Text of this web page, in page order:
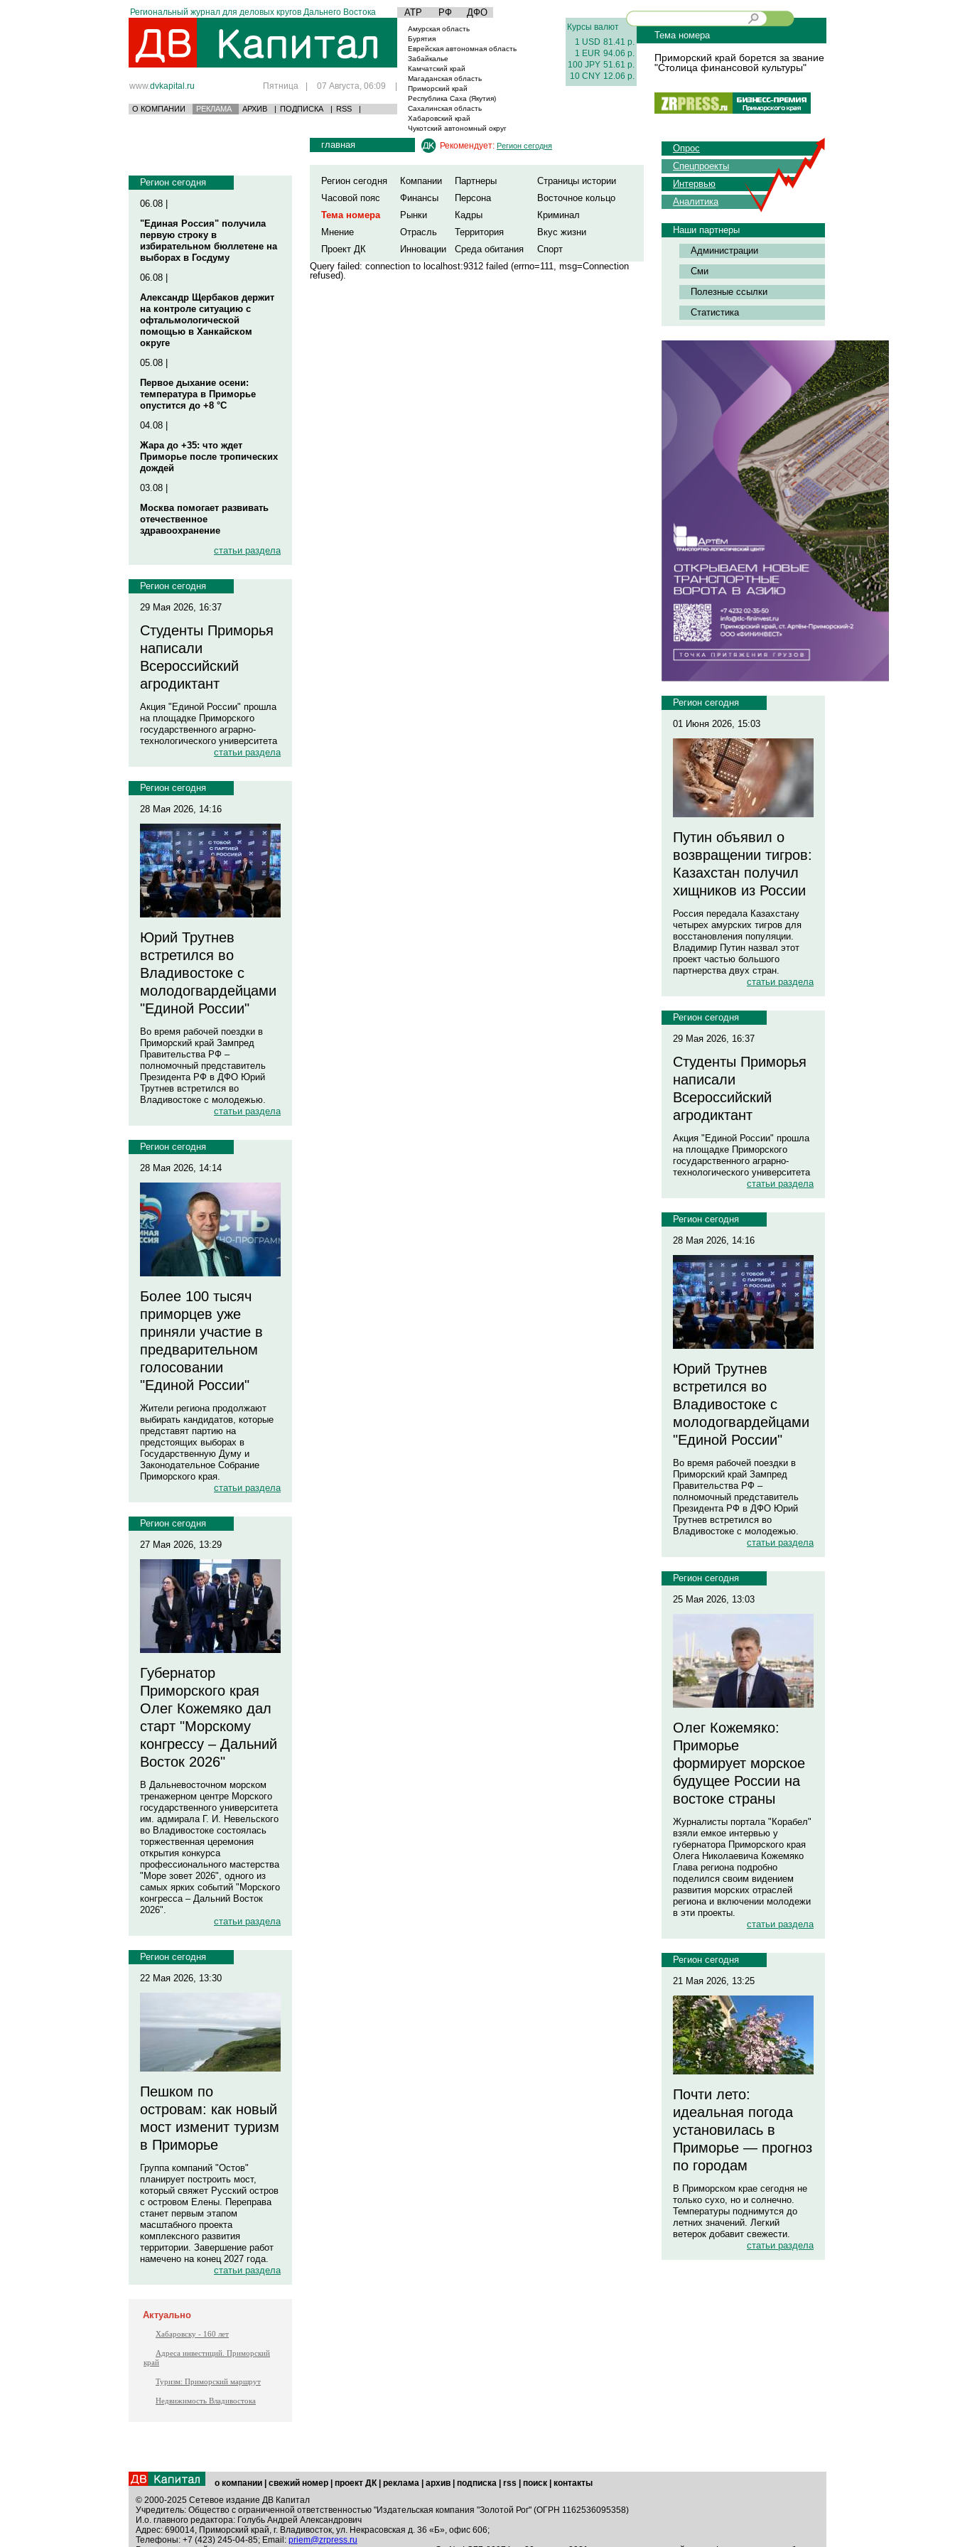
Региональный журнал для деловых кругов Дальнего Востока АТР РФ ДФО
www.dvkapital.ru Пятница | 07 Августа, 06:09 |
О КОМПАНИИ РЕКЛАМА АРХИВ | ПОДПИСКА | RSS |
Амурская область
Бурятия
Еврейская автономная область
Забайкалье
Камчатский край
Магаданская область
Приморский край
Республика Саха (Якутия)
Сахалинская область
Хабаровский край
Чукотский автономный округ
Курсы валют
1 USD 81.41 р.
1 EUR 94.06 р.
100 JPY 51.61 р.
10 CNY 12.06 р.
Тема номера
Приморский край борется за звание
"Столица финансовой культуры"
Регион сегодня
06.08 |
"Единая Россия" получила
первую строку в
избирательном бюллетене на
выборах в Госдуму
06.08 |
Александр Щербаков держит
на контроле ситуацию с
офтальмологической
помощью в Ханкайском
округе
05.08 |
Первое дыхание осени:
температура в Приморье
опустится до +8 °C
04.08 |
Жара до +35: что ждет
Приморье после тропических
дождей
03.08 |
Москва помогает развивать
отечественное
здравоохранение
статьи раздела
Регион сегодня
29 Мая 2026, 16:37
Студенты Приморья
написали
Всероссийский
агродиктант
Акция "Единой России" прошла
на площадке Приморского
государственного аграрно-
технологического университета
статьи раздела
Регион сегодня
28 Мая 2026, 14:16
Юрий Трутнев
встретился во
Владивостоке с
молодогвардейцами
"Единой России"
Во время рабочей поездки в
Приморский край Зампред
Правительства РФ –
полномочный представитель
Президента РФ в ДФО Юрий
Трутнев встретился во
Владивостоке с молодежью.
статьи раздела
Регион сегодня
28 Мая 2026, 14:14
Более 100 тысяч
приморцев уже
приняли участие в
предварительном
голосовании
"Единой России"
Жители региона продолжают
выбирать кандидатов, которые
представят партию на
предстоящих выборах в
Государственную Думу и
Законодательное Собрание
Приморского края.
статьи раздела
Регион сегодня
27 Мая 2026, 13:29
Губернатор
Приморского края
Олег Кожемяко дал
старт "Морскому
конгрессу – Дальний
Восток 2026"
В Дальневосточном морском
тренажерном центре Морского
государственного университета
им. адмирала Г. И. Невельского
во Владивостоке состоялась
торжественная церемония
открытия конкурса
профессионального мастерства
"Море зовет 2026", одного из
самых ярких событий "Морского
конгресса – Дальний Восток
2026".
статьи раздела
Регион сегодня
22 Мая 2026, 13:30
Пешком по
островам: как новый
мост изменит туризм
в Приморье
Группа компаний "Остов"
планирует построить мост,
который свяжет Русский остров
с островом Елены. Переправа
станет первым этапом
масштабного проекта
комплексного развития
территории. Завершение работ
намечено на конец 2027 года.
статьи раздела
Актуально
Хабаровску - 160 лет
Адреса инвестиций. Приморский
край
Туризм: Приморский маршрут
Недвижимость Владивостока
главная Рекомендует: Регион сегодня
Регион сегодня Компании Партнеры
Страницы истории
Часовой пояс
Финансы Персона
Восточное кольцо
Тема номера
Рынки Кадры
Криминал
Мнение
Отрасль Территория
Вкус жизни
Проект ДК
Инновации Среда обитания
Спорт
Query failed: connection to localhost:9312 failed (errno=111, msg=Connection
refused).
Опрос
Спецпроекты
Интервью
Аналитика
Наши партнеры
Администрации
Сми
Полезные ссылки
Статистика
Регион сегодня
01 Июня 2026, 15:03
Путин объявил о
возвращении тигров:
Казахстан получил
хищников из России
Россия передала Казахстану
четырех амурских тигров для
восстановления популяции.
Владимир Путин назвал этот
проект частью большого
партнерства двух стран.
статьи раздела
Регион сегодня
29 Мая 2026, 16:37
Студенты Приморья
написали
Всероссийский
агродиктант
Акция "Единой России" прошла
на площадке Приморского
государственного аграрно-
технологического университета
статьи раздела
Регион сегодня
28 Мая 2026, 14:16
Юрий Трутнев
встретился во
Владивостоке с
молодогвардейцами
"Единой России"
Во время рабочей поездки в
Приморский край Зампред
Правительства РФ –
полномочный представитель
Президента РФ в ДФО Юрий
Трутнев встретился во
Владивостоке с молодежью.
статьи раздела
Регион сегодня
25 Мая 2026, 13:03
Олег Кожемяко:
Приморье
формирует морское
будущее России на
востоке страны
Журналисты портала "Корабел"
взяли емкое интервью у
губернатора Приморского края
Олега Николаевича Кожемяко
Глава региона подробно
поделился своим видением
развития морских отраслей
региона и включении молодежи
в эти проекты.
статьи раздела
Регион сегодня
21 Мая 2026, 13:25
Почти лето:
идеальная погода
установилась в
Приморье — прогноз
по городам
В Приморском крае сегодня не
только сухо, но и солнечно.
Температуры поднимутся до
летних значений. Легкий
ветерок добавит свежести.
статьи раздела
о компании свежий номер проект ДК реклама архив подписка rss поиск
контакты
© 2000-2025 Сетевое издание ДВ Капитал
Учредитель: Общество с ограниченной ответственностью "Издательская компания "Золотой Рог" (ОГРН 1162536095358)
И.о. главного редактора: Голубь Андрей Александрович
Адрес: 690014, Приморский край, г. Владивосток, ул. Некрасовская д. 36 «Б», офис 606;
Телефоны: +7 (423) 245-04-85; Email: priem@zrpress.ru